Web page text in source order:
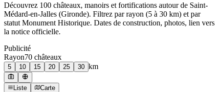
Découvrez 100 châteaux, manoirs et fortifications autour de Saint-
Médard-en-Jalles (Gironde). Filtrez par rayon (5 à 30 km) et par
statut Monument Historique. Dates de construction, photos, lien vers
la notice officielle.
Publicité
Rayon70 châteaux
5 10 15 20 25 30 km
Liste Carte